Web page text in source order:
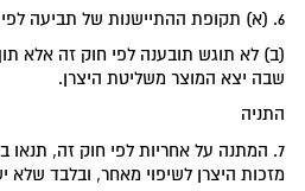
6. (א) תקופת ההתיישנות של תביעה לפי חוק זה תהא שלוש שנים.
(ב) לא תוגש תובענה לפי חוק זה אלא
שבה יצא המוצר משליטת היצרן.
התניה
7. המתנה על אחריות לפי חוק זה, תנאו
מזכות היצרן לשיפוי מאחר, ובלבד